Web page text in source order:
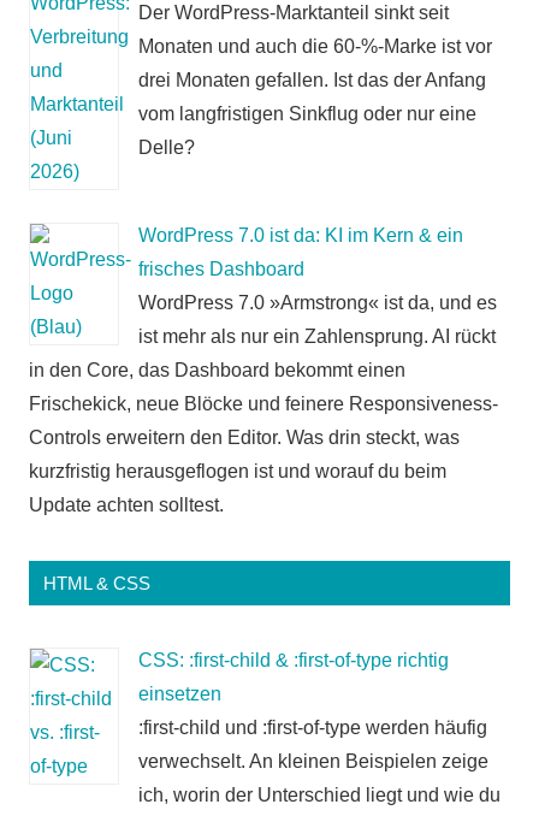
Der WordPress-Marktanteil sinkt seit
Monaten und auch die 60-%-Marke ist vor
drei Monaten gefallen. Ist das der Anfang
vom langfristigen Sinkflug oder nur eine
Delle?
WordPress 7.0 ist da: KI im Kern & ein
frisches Dashboard
WordPress 7.0 »Armstrong« ist da, und es
ist mehr als nur ein Zahlensprung. AI rückt
in den Core, das Dashboard bekommt einen
Frischekick, neue Blöcke und feinere Responsiveness-
Controls erweitern den Editor. Was drin steckt, was
kurzfristig herausgeflogen ist und worauf du beim
Update achten solltest.
HTML & CSS
CSS: :first-child & :first-of-type richtig
einsetzen
:first-child und :first-of-type werden häufig
verwechselt. An kleinen Beispielen zeige
ich, worin der Unterschied liegt und wie du